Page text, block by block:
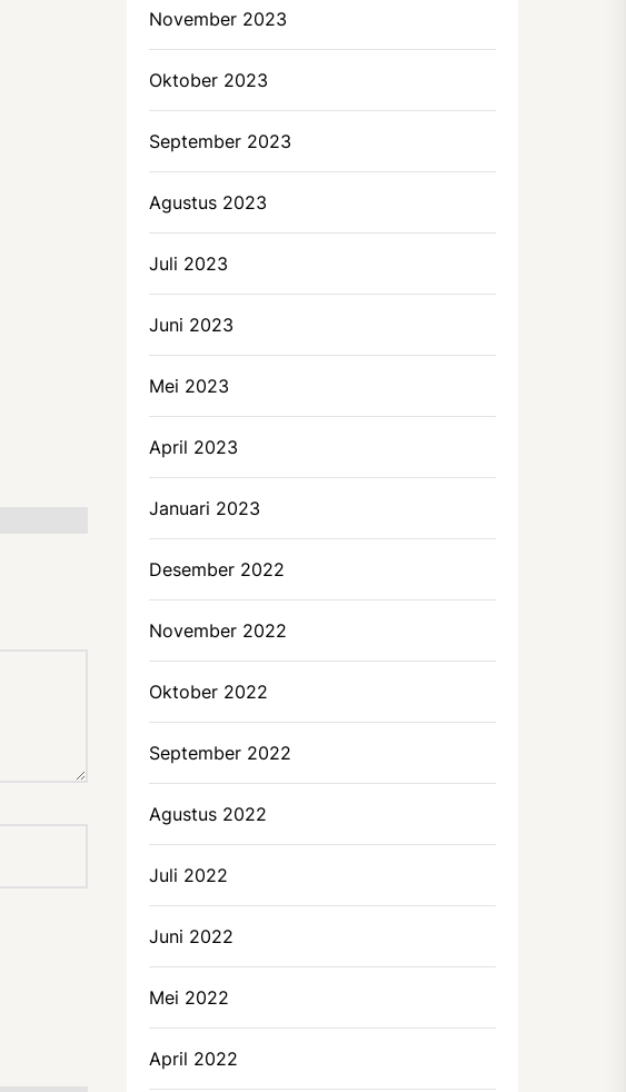
November 2023
Oktober 2023
September 2023
Agustus 2023
Juli 2023
Juni 2023
Mei 2023
April 2023
Januari 2023
Desember 2022
November 2022
Oktober 2022
September 2022
Agustus 2022
Juli 2022
Juni 2022
Mei 2022
April 2022